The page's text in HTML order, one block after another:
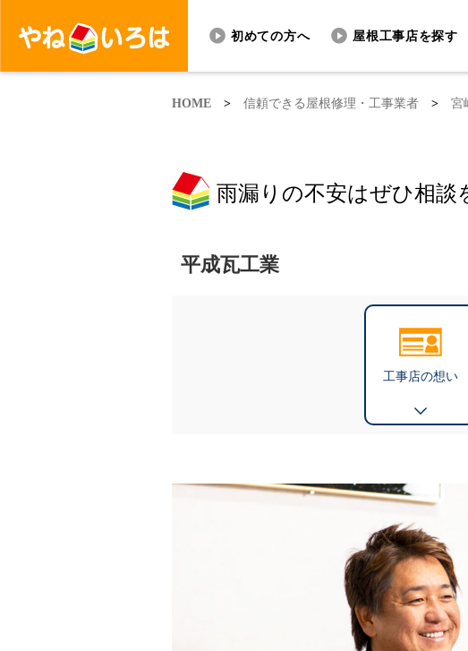
初めての方へ 屋根工事店を探す
HOME > 信頼できる屋根修理・工事業者 > 宮
雨漏りの不安はぜひ相談
平成瓦工業
工事店の想い